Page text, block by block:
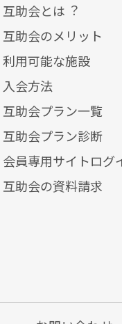
互助会とは︖
互助会のメリット
利⽤可能な施設
入会方法
互助会プラン⼀覧
互助会プラン診断
会員専⽤サイトログ
互助会の資料請求